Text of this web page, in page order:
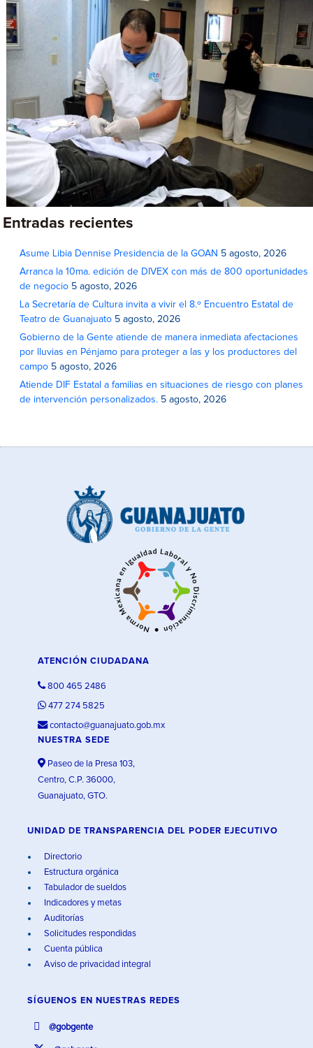
Entradas recientes
Asume Libia Dennise Presidencia de la GOAN 5 agosto, 2026
Arranca la 10ma. edición de DIVEX con más de 800 oportunidades
de negocio 5 agosto, 2026
La Secretaría de Cultura invita a vivir el 8.º Encuentro Estatal de
Teatro de Guanajuato 5 agosto, 2026
Gobierno de la Gente atiende de manera inmediata afectaciones
por lluvias en Pénjamo para proteger a las y los productores del
campo 5 agosto, 2026
Atiende DIF Estatal a familias en situaciones de riesgo con planes
de intervención personalizados. 5 agosto, 2026
ATENCIÓN CIUDADANA
800 465 2486
477 274 5825
contacto@guanajuato.gob.mx
NUESTRA SEDE
Paseo de la Presa 103,
Centro, C.P. 36000,
Guanajuato, GTO.
UNIDAD DE TRANSPARENCIA DEL PODER EJECUTIVO
Directorio
Estructura orgánica
Tabulador de sueldos
Indicadores y metas
Auditorías
Solicitudes respondidas
Cuenta pública
Aviso de privacidad integral
SÍGUENOS EN NUESTRAS REDES
@gobgente